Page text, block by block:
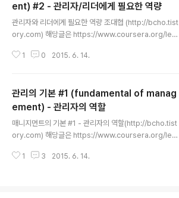
데, 크게 아래 그림과 같이 다섯개의 과정으로 정리 된다.
먼저 계획 단계.해야 할 일과 목표를 정의하고, 필요한 소요
되는 리소스를 산출한 후에, 환경과 리스크 그리고 대안을
정의하는 계획 단계이다. 다음은 Organize 단계로, 계획
을 수행하기 위한 틀..
ent) #2 - 관리자/리더에게 필요한 역량
관리자와 리더에게 필요한 역량 조대협 (http://bcho.tist
ory.com) 해당글은 https://www.coursera.org/lear
강의를 정리한 글입니다. 관리자와 리더에게 필요한 역량
Communication 역량으로, 팀내 또는 팀간의 조율을 위
해서는 반드시 필요한 능력이라고 생각한다. 두말할 필요
가 없는 부분인데, 효과적인 커뮤니케이션 스킬을 가지기
위해서는 상호 존중이 바탕이 되어야 한다. 존중의 바탕이
없이는 명령이되고, 명령은 팀을 Push하는 모델을 만들지,
팀이 스스로 높은 성과를 낼 ..
1 0 2015. 6. 14.
관리의 기본 #1 (fundamental of manag
ement) - 관리자의 역할
매니지먼트의 기본 #1 - 관리자의 역할(http://bcho.tist
ory.com) 해당글은 https://www.coursera.org/lear
강의를 정리한 글입니다. 요즘 하는 일이 일이다 보니, 매지
1 3 2015. 6. 14.